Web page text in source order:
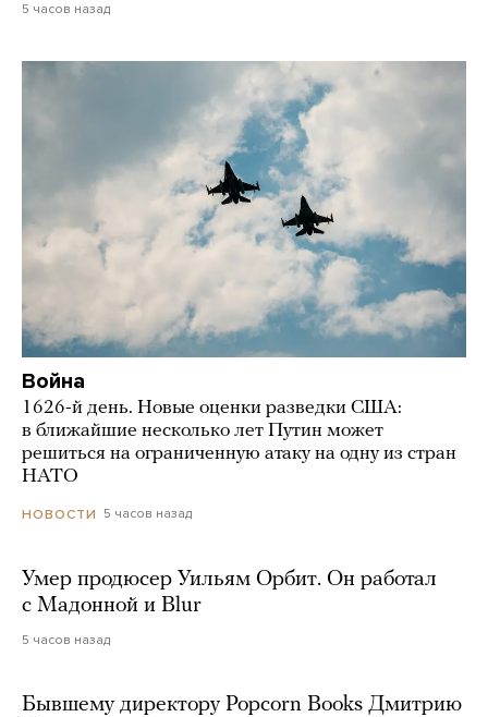
5 часов назад
Война
1626-й день. Новые оценки разведки США:
в ближайшие несколько лет Путин может
решиться на ограниченную атаку на одну из стран
НАТО
НОВОСТИ 5 часов назад
Умер продюсер Уильям Орбит. Он работал
с Мадонной и Blur
5 часов назад
Бывшему директору Popcorn Books Дмитрию